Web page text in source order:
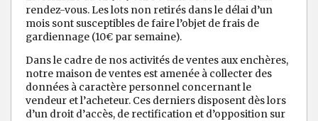
rendez-vous. Les lots non retirés dans le délai d’un
mois sont susceptibles de faire l’objet de frais de
gardiennage (10€ par semaine).
Dans le cadre de nos activités de ventes aux enchères,
notre maison de ventes est amenée à collecter des
données à caractère personnel concernant le
vendeur et l’acheteur. Ces derniers disposent dès lors
d’un droit d’accès, de rectification et d’opposition sur